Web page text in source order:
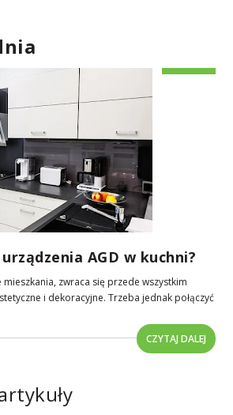
AGD w kuchni?
zwraca się przede wszystkim
i dekoracyjne. Trzeba jednak połączyć
CZYTAJ DALEJ